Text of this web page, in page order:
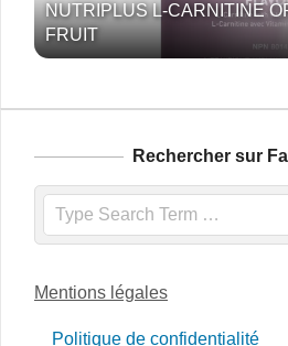
NUTRIPLUS L-CARNITINE
FRUIT
Rechercher sur
Search
Mentions légales
Politique de confidentialité